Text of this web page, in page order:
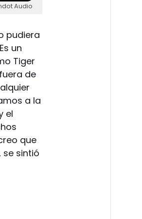
Audio
pudiera
un
Tiger
de
a la
el
que
sintió